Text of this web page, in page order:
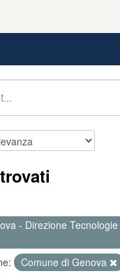
- Direzione
Comune di Genova